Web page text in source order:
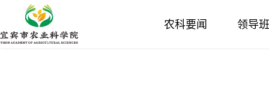
农科要闻 领导